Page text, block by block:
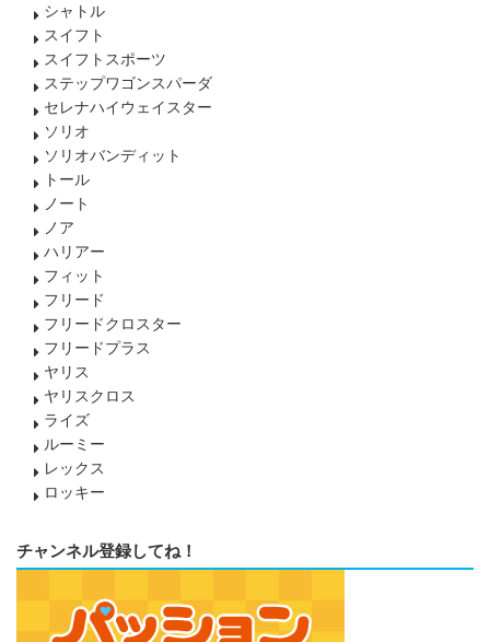
シャトル
スイフト
スイフトスポーツ
ステップワゴンスパーダ
セレナハイウェイスター
ソリオ
ソリオバンディット
トール
ノート
ノア
ハリアー
フィット
フリード
フリードクロスター
フリードプラス
ヤリス
ヤリスクロス
ライズ
ルーミー
レックス
ロッキー
チャンネル登録してね！